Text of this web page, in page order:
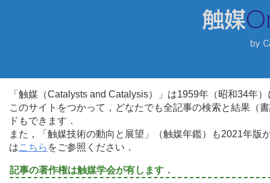
「触媒（Catalysts and Catalysis）」は1959年（昭和34年
このサイトをつかって，どなたでも全記事の検索と結果（
ドもできます．
また，「触媒技術の動向と展望」（触媒年鑑）も2021年
はこちら をご参照ください．
記事の著作権は触媒学会が有します．